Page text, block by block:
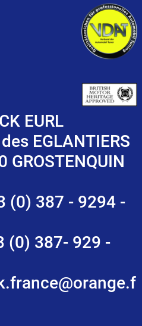
EURL
EGLANTIERS
GROSTENQUIN
(0) 387 - 9294 -
(0) 387- 929 -